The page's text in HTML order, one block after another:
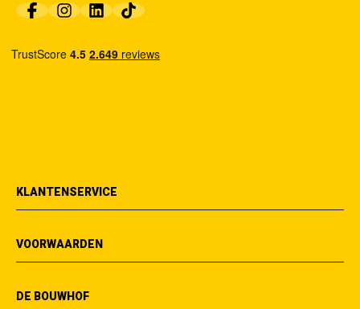
KLANTENSERVICE
VOORWAARDEN
DE BOUWHOF